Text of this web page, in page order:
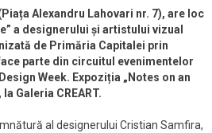
Alexandru Lahovari nr. 7), are loc
a designerului și artistului vizual
de Primăria Capitalei prin
parte din circuitul evenimentelor
Week. Expoziția „Notes on an
Galeria CREART.
al designerului Cristian Samfira,